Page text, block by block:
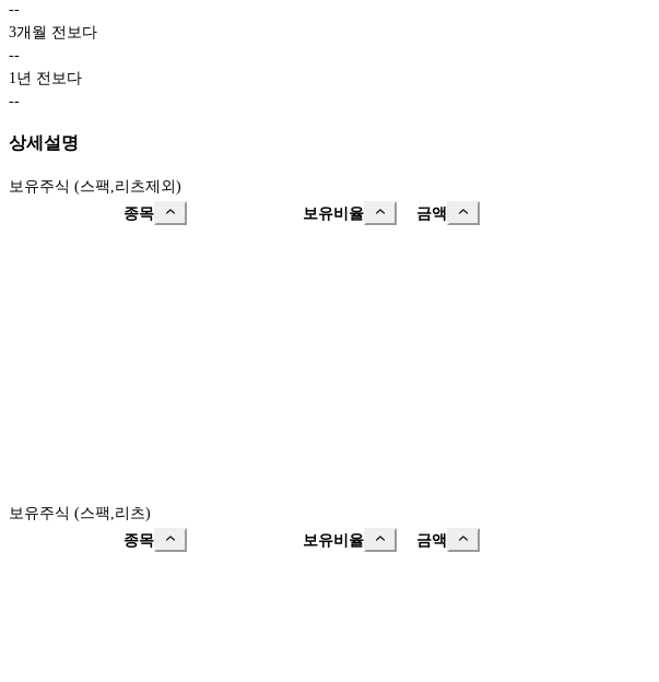
--
3개월 전보다
--
1년 전보다
--
상세설명
보유주식 (스팩,리츠제외)
종목
보유비율 금액
보유주식 (스팩,리츠)
종목
보유비율 금액